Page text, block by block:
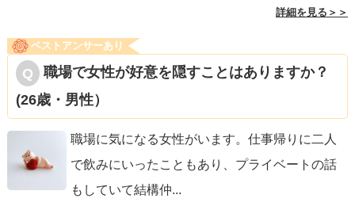
詳細を見る＞＞
ベストアンサーあり
職場で女性が好意を隠すことはありますか？
(26歳・男性）
職場に気になる女性がいます。仕事帰りに二人
で飲みにいったこともあり、プライベートの話
もしていて結構仲...